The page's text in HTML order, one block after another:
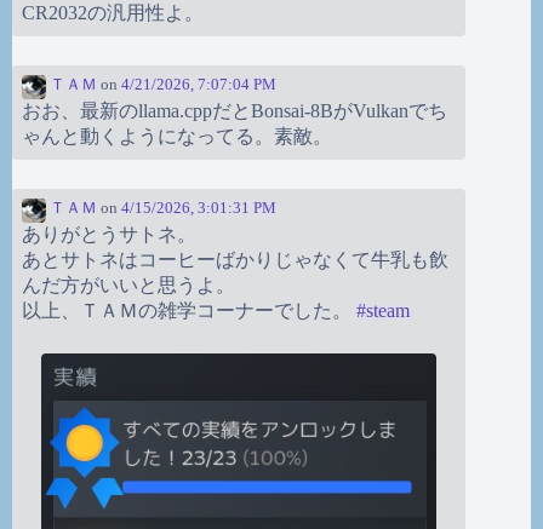
CR2032の汎用性よ。
ＴＡＭ on 4/21/2026, 7:07:04 PM
おお、最新のllama.cppだとBonsai-8BがVulkanでち
ゃんと動くようになってる。素敵。
ＴＡＭ on 4/15/2026, 3:01:31 PM
ありがとうサトネ。
あとサトネはコーヒーばかりじゃなくて牛乳も飲
んだ方がいいと思うよ。
以上、ＴＡＭの雑学コーナーでした。 #steam